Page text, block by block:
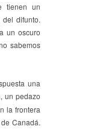
tienen un
difunto.
un oscuro
sabemos
una
, un pedazo
la frontera
Canadá.